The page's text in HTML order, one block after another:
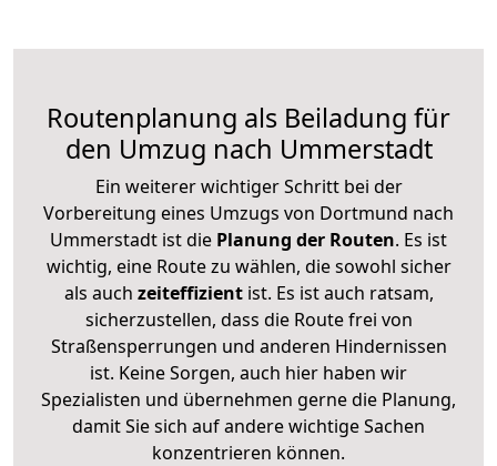
Routenplanung als Beiladung für
den Umzug nach Ummerstadt
Ein weiterer wichtiger Schritt bei der
Vorbereitung eines Umzugs von Dortmund nach
Ummerstadt ist die Planung der Routen. Es ist
wichtig, eine Route zu wählen, die sowohl sicher
als auch zeiteffizientist. Es ist auch ratsam,
sicherzustellen, dass die Route frei von
Straßensperrungen und anderen Hindernissen
ist. Keine Sorgen, auch hier haben wir
Spezialisten und übernehmen gerne die Planung,
damit Sie sich auf andere wichtige Sachen
konzentrieren können.